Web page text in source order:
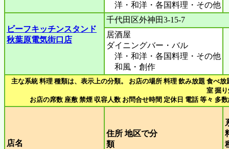
洋・和洋・各国料理・その他
ビーフキッチンスタンド
秋葉原電気街口店
千代田区外神田3-15-7
居酒屋
ダイニングバー・バル
洋・和洋・各国料理・その他
和風・創作
主な系統 料理 種類は、表示上の分類。 お店の場所 料理 飲み放題 食べ放
室 掘
お店の席数 座敷 禁煙 収容人数 お問合せ時間 定休日 電話 等々 多
店名
住所 地区で分
類